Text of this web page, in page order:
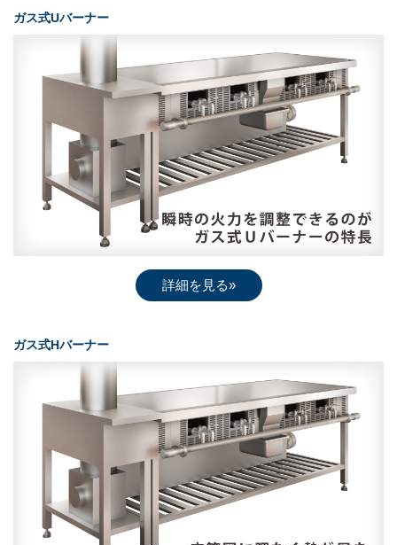
ガス式Uバーナー
詳細を見る»
ガス式Hバーナー